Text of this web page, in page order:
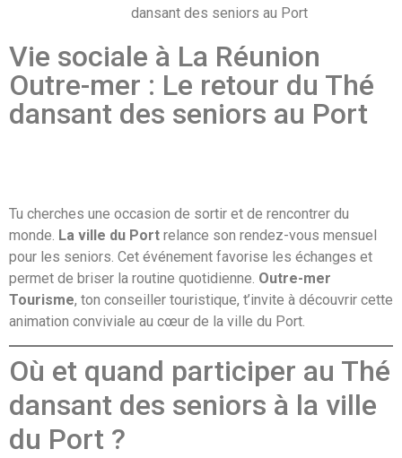
dansant des seniors au Port
Vie sociale à La Réunion
Outre-mer : Le retour du Thé
dansant des seniors au Port
Tu cherches une occasion de sortir et de rencontrer du
monde. La ville du Port relance son rendez-vous mensuel
pour les seniors. Cet événement favorise les échanges et
permet de briser la routine quotidienne. Outre-mer
Tourisme, ton conseiller touristique, t’invite à découvrir cette
animation conviviale au cœur de la ville du Port.
Où et quand participer au Thé
dansant des seniors à la ville
du Port ?